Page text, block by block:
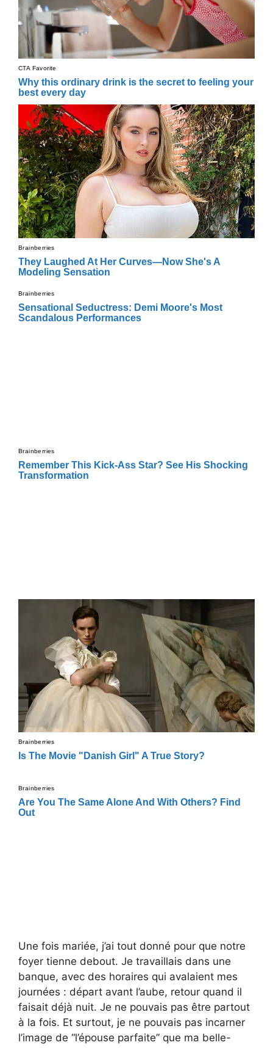
Une fois mariée, j’ai tout donné pour que notre
foyer tienne debout. Je travaillais dans une
banque, avec des horaires qui avalaient mes
journées : départ avant l’aube, retour quand il
faisait déjà nuit. Je ne pouvais pas être partout
à la fois. Et surtout, je ne pouvais pas incarner
l’image de “l’épouse parfaite” que ma belle-